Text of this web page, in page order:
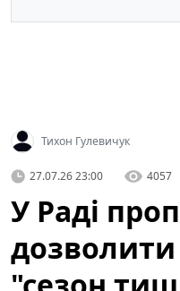
Тихон Гулевичук
27.07.26 23:00 4057
У Раді